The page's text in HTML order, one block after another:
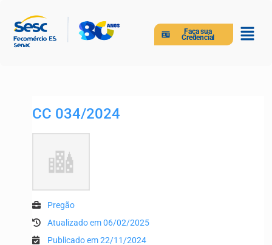
Faça sua
Credencial
CC 034/2024
Pregão
Atualizado em 06/02/2025
Publicado em 22/11/2024